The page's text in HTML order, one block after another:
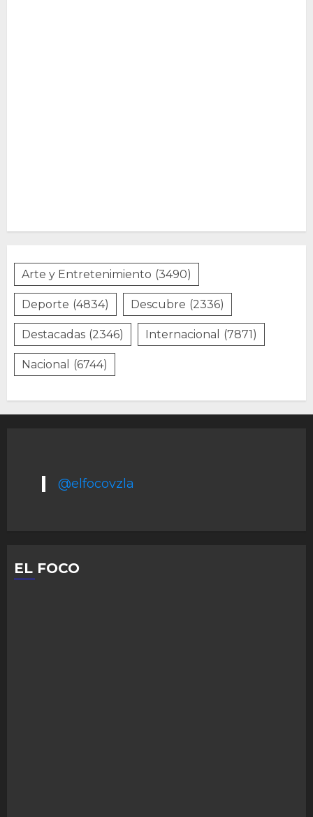
Arte y Entretenimiento (3490)
Deporte (4834) Descubre (2336)
Destacadas (2346) Internacional (7871)
Nacional (6744)
@elfocovzla
EL FOCO